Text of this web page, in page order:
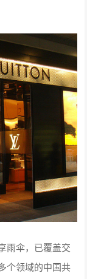
雨伞，已覆盖交
个领域的中国共